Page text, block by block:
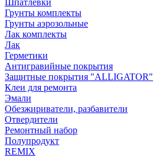
Шпатлевки
Грунты комплекты
Грунты аэрозольные
Лак комплекты
Лак
Герметики
Антигравийные покрытия
Защитные покрытия "ALLIGATOR"
Клеи для ремонта
Эмали
Обезжириватели, разбавители
Отвердители
Ремонтный набор
Полупродукт
REMIX